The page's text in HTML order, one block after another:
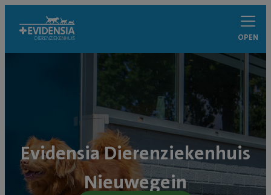
OPEN
Evidensia Dierenziekenhuis
Nieuwegein